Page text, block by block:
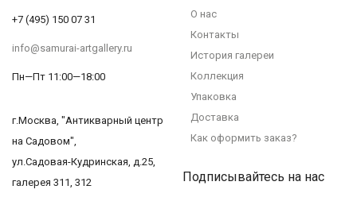
+7 (495) 150 07 31
info@samurai-artgallery.ru
Пн—Пт 11:00—18:00
г.Москва, "Антикварный центр
на Садовом",
ул.Садовая-Кудринская, д.25,
галерея 311, 312
О нас
Контакты
История галереи
Коллекция
Упаковка
Доставка
Как оформить заказ?
Подписывайтесь на нас